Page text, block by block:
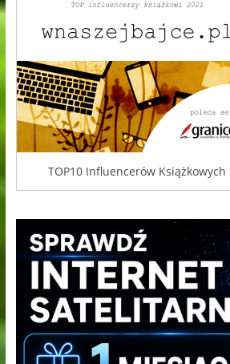
TOP10 Influencerów Książkowych